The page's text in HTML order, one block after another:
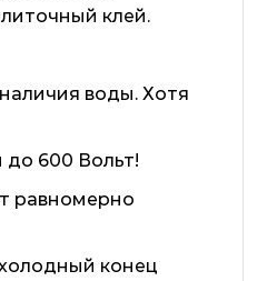
клей.
воды. Хотя
до 600 Вольт!
равномерно
конец